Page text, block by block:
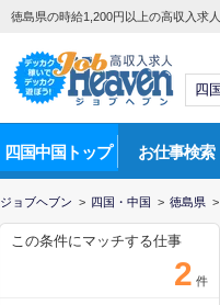
徳島県の時給1,200円以上の高収入求人
四国中国トップ お仕事検索
ジョブヘブン > 四国・中国 > 徳島県 >
この条件にマッチする仕事
2 件